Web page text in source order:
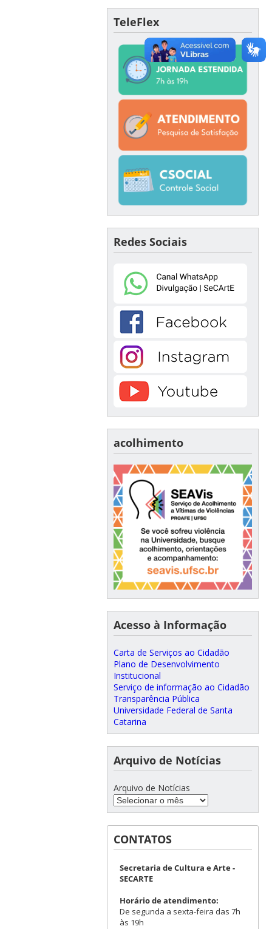
TeleFlex
Redes Sociais
acolhimento
Acesso à Informação
Carta de Serviços ao Cidadão
Plano de Desenvolvimento
Institucional
Serviço de informação ao Cidadão
Transparência Pública
Universidade Federal de Santa
Catarina
Arquivo de Notícias
Arquivo de Notícias
CONTATOS
Secretaria de Cultura e Arte -
SECARTE
Horário de atendimento:
De segunda a sexta-feira das 7h
às 19h